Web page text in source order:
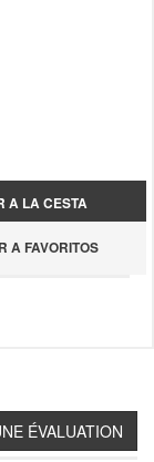
A LA CESTA
A FAVORITOS